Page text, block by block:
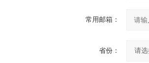
常用邮箱：
省份：